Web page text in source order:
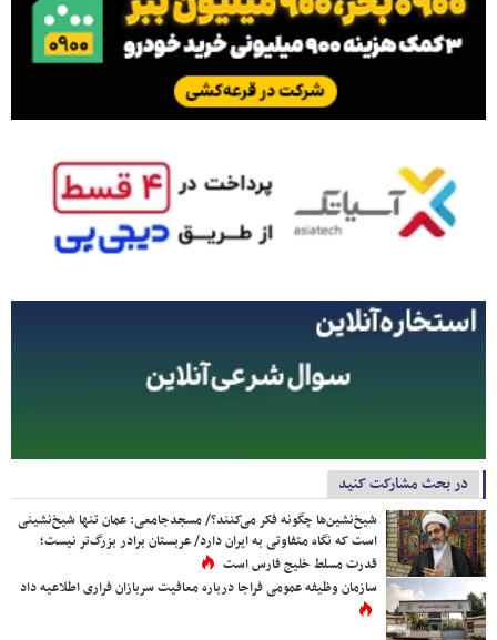
در بحث مشارکت کنید
شیخ‌نشین‌ها چگونه فکر می‌کنند؟/ مسجدجامعی: عمان تنها شیخ‌نشینی
است که نگاه متفاوتی به ایران دارد/ عربستان برادر بزرگ‌تر نیست؛
قدرت مسلط خلیج فارس است
سازمان وظیفه عمومی فراجا درباره معافیت سربازان فراری اطلاعیه داد